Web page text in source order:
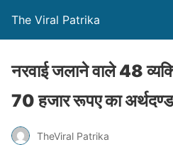
The Viral Patrika
नरवाई जलाने वाले 48
70 हजार रूपए का
TheViral Patrika